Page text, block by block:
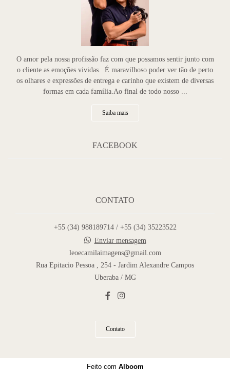
O amor pela nossa profissão faz com que possamos sentir junto com
o cliente as emoções vividas. É maravilhoso poder ver tão de perto
os olhares e expressões de entrega e carinho que existem de diversas
formas em cada família.Ao final de todo nosso ...
Saiba mais
FACEBOOK
CONTATO
+55 (34) 988189714 / +55 (34) 35223522
Enviar mensagem
leoecamilaimagens@gmail.com
Rua Epitacio Pessoa , 254 - Jardim Alexandre Campos
Uberaba / MG
Contato
Feito com Alboom